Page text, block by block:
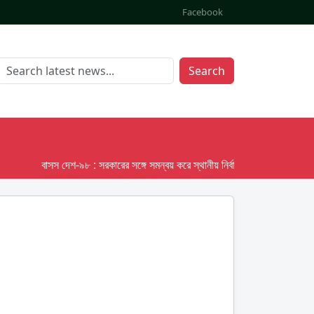
Facebook
Search
বাসস দেশ-৯৮ : সরকারের সঙ্গে সমন্বয় করে স্থানীয় নির্বাচনের তফসিল দেবে